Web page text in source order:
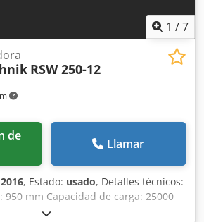
1 /7
RSW 250-12
Llamar
2016, Estado: usado, Detalles técnicos:
950 mm Capacidad de carga: 25000
1310 mm Peso muerto: 2100 kg